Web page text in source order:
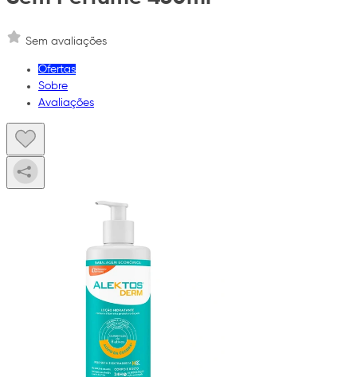
Sem avaliações
Ofertas
Sobre
Avaliações